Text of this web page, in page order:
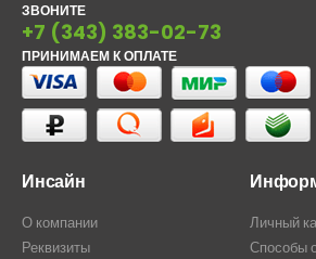
ЗВОНИТЕ
+7 (343) 383-02-73
ПРИНИМАЕМ К ОПЛАТЕ
Инсайн
О компании
Реквизиты
Личный
Способы